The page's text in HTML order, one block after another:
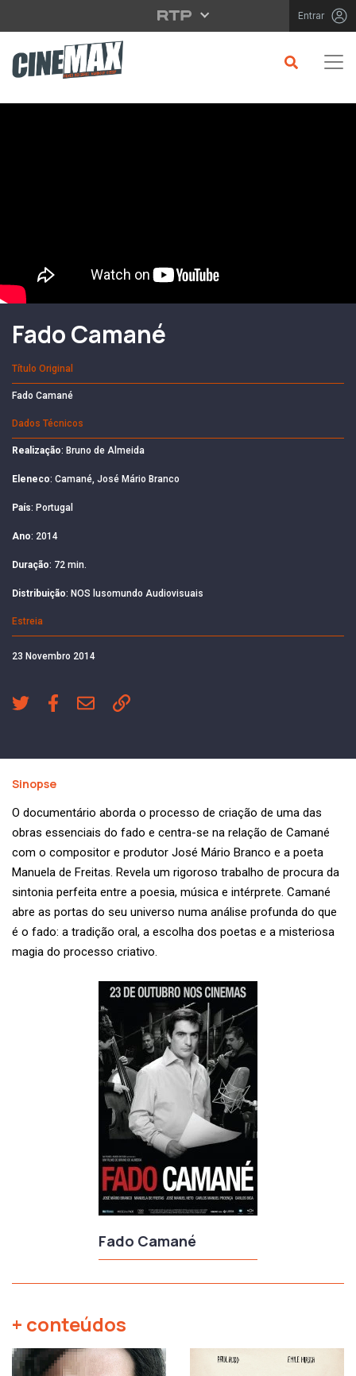
Saltar para o conteúdo principal Entrar
Filme em Cartaz
Fado Camané
Título Original
Fado Camané
Dados Técnicos
Realização: Bruno de Almeida
Eleneco: Camané, José Mário Branco
País: Portugal
Ano: 2014
Duração: 72 min.
Distribuição: NOS lusomundo Audiovisuais
Estreia
23 Novembro 2014
Fado Camané
Sinopse
O documentário aborda o processo de criação de uma das
obras essenciais do fado e centra-se na relação de Camané
com o compositor e produtor José Mário Branco e a poeta
Manuela de Freitas. Revela um rigoroso trabalho de procura da
sintonia perfeita entre a poesia, música e intérprete. Camané
abre as portas do seu universo numa análise profunda do que
é o fado: a tradição oral, a escolha dos poetas e a misteriosa
magia do processo criativo.
+ conteúdos